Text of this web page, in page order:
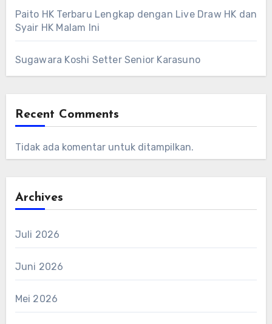
Paito HK Terbaru Lengkap dengan Live Draw HK dan
Syair HK Malam Ini
Sugawara Koshi Setter Senior Karasuno
Recent Comments
Tidak ada komentar untuk ditampilkan.
Archives
Juli 2026
Juni 2026
Mei 2026